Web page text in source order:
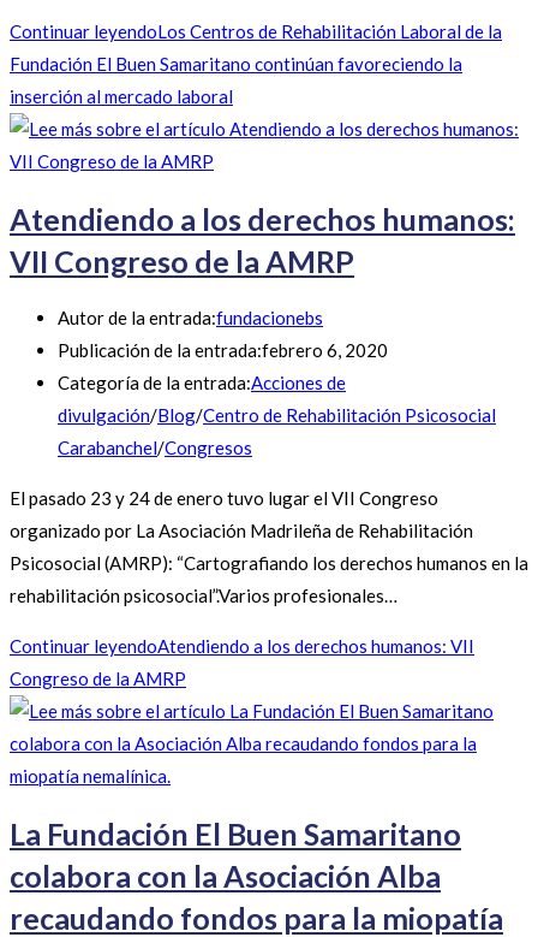
Continuar leyendoLos Centros de Rehabilitación Laboral de la
Fundación El Buen Samaritano continúan favoreciendo la
inserción al mercado laboral
Atendiendo a los derechos humanos:
VII Congreso de la AMRP
Autor de la entrada:fundacionebs
Publicación de la entrada:febrero 6, 2020
Categoría de la entrada:Acciones de
divulgación/Blog/Centro de Rehabilitación Psicosocial
Carabanchel/Congresos
El pasado 23 y 24 de enero tuvo lugar el VII Congreso
organizado por La Asociación Madrileña de Rehabilitación
Psicosocial (AMRP): “Cartografiando los derechos humanos en la
rehabilitación psicosocial”.Varios profesionales…
Continuar leyendoAtendiendo a los derechos humanos: VII
Congreso de la AMRP
La Fundación El Buen Samaritano
colabora con la Asociación Alba
recaudando fondos para la miopatía